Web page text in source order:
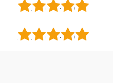
5
4
3
2
5
4
3
2